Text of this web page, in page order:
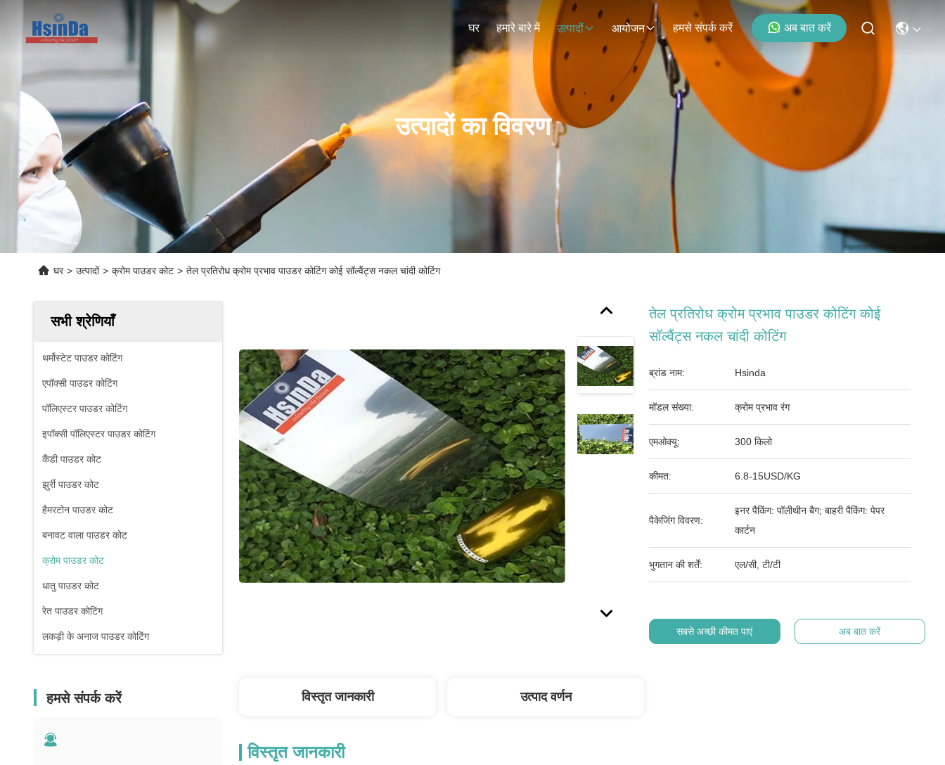
घर हमारे बारे में उत्पादों आयोजन हमसे संपर्क करें अब बात करें
उत्पादों का विवरण
घर > उत्पादों > क्रोम पाउडर कोट > तेल प्रतिरोध क्रोम प्रभाव पाउडर कोटिंग कोई सॉल्वैंट्स नकल चांदी कोटिंग
सभी श्रेणियाँ
थर्मोस्टेट पाउडर कोटिंग
एपॉक्सी पाउडर कोटिंग
पॉलिएस्टर पाउडर कोटिंग
इपॉक्सी पॉलिएस्टर पाउडर कोटिंग
कैंडी पाउडर कोट
झुर्री पाउडर कोट
हैमरटोन पाउडर कोट
बनावट वाला पाउडर कोट
क्रोम पाउडर कोट
धातु पाउडर कोट
रेत पाउडर कोटिंग
लकड़ी के अनाज पाउडर कोटिंग
हमसे संपर्क करें
तेल प्रतिरोध क्रोम प्रभाव पाउडर कोटिंग कोई
सॉल्वैंट्स नकल चांदी कोटिंग
ब्रांड नाम: Hsinda
मॉडल संख्या: क्रोम प्रभाव रंग
एमओक्यू: 300 किलो
कीमत: 6.8-15USD/KG
पैकेजिंग विवरण:
इनर पैकिंग: पॉलीथीन बैग; बाहरी पैकिंग: पेपर
कार्टन
भुगतान की शर्तें: एल/सी, टी/टी
सबसे अच्छी कीमत पाएं अब बात करें
विस्तृत जानकारी उत्पाद वर्णन
विस्तृत जानकारी